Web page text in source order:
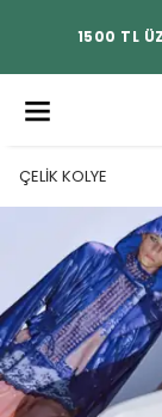
1500 TL
ÇELİK KOLYE